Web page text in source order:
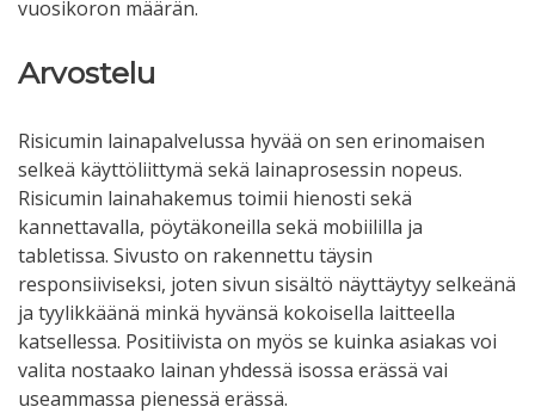
vuosikoron määrän.
Arvostelu
Risicumin lainapalvelussa hyvää on sen erinomaisen
selkeä käyttöliittymä sekä lainaprosessin nopeus.
Risicumin lainahakemus toimii hienosti sekä
kannettavalla, pöytäkoneilla sekä mobiililla ja
tabletissa. Sivusto on rakennettu täysin
responsiiviseksi, joten sivun sisältö näyttäytyy selkeänä
ja tyylikkäänä minkä hyvänsä kokoisella laitteella
katsellessa. Positiivista on myös se kuinka asiakas voi
valita nostaako lainan yhdessä isossa erässä vai
useammassa pienessä erässä.